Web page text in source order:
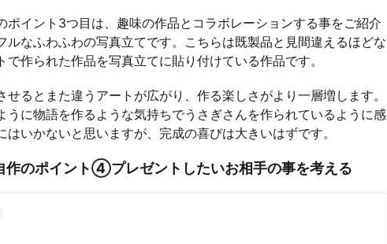
ポイント3つ目は、趣味の作品とコラボレーションする事をご紹介
ルなふわふわの写真立てです。こちらは既製品と見間違えるほどな
作られた作品を写真立てに貼り付けている作品です。
せるとまた違うアートが広がり、作る楽しさがより一層増します。
うに物語を作るような気持ちでうさぎさんを作られているように感
はいかないと思いますが、完成の喜びは大きいはずです。
作のポイント④プレゼントしたいお相手の事を考える